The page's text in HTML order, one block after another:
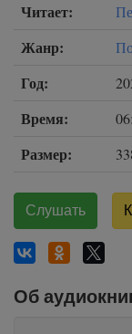
Читает:
Жанр:
Год:
Время:
Размер:
Слушать
Об